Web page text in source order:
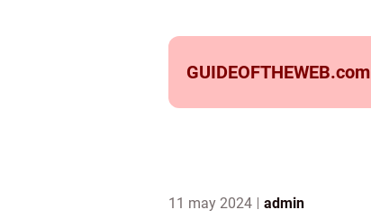
GUIDEOFTHEWEB.com
11 may 2024 admin